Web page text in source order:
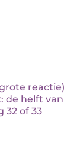
reactie)
de helft van
32 of 33